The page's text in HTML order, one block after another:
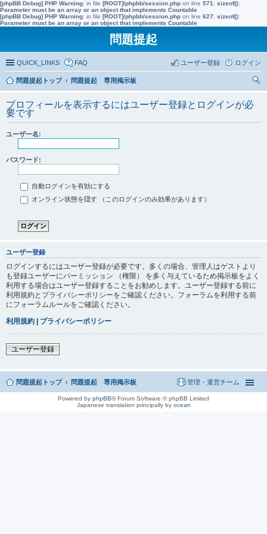
[phpBB Debug] PHP Warning: in file [ROOT]/phpbb/session.php on line 571 : sizeof():
Parameter must be an array or an object that implements Countable
[phpBB Debug] PHP Warning: in file [ROOT]/phpbb/session.php on line 627: sizeof():
Parameter must be an array or an object that implements Countable
問題提起
QUICK_LINKS FAQ ログイン
ユーザー登録
問題提起トップ
問題提起 専用掲示板
プロフィールを表示するにはユーザー登録とログインが必
要です
ユーザー名:
パスワード:
自動ログインを有効にする
オンライン状態を隠す （このログインのみ効果があります）
ユーザー登録
ログインするにはユーザー登録が必要です。多くの場合、管理人はゲストより
も登録ユーザーにパーミッション （権限） を多く与えているため掲示板をよく
利用する場合はユーザー登録することをお勧めします。ユーザー登録する前に
利用規約とプライバシーポリシーをご確認ください。フォーラムを利用する前
にフォーラムルールをご確認ください。
利用規約 | プライバシーポリシー
ユーザー登録
問題提起トップ 問題提起 専用掲示板 管理・運営チーム
Powered by phpBB® Forum Software © phpBB Limited
Japanese translation principally by ocean